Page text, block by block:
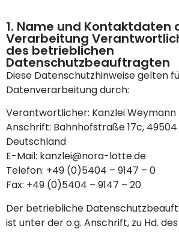
1. Name und Kontaktdaten
Verarbeitung
des betrieblichen
Datenschutzbeauftragten
Diese Datenschutzhinweise gelten
Datenverarbeitung durch:
Verantwortlicher: Kanzlei Weymann
Anschrift: Bahnhofstraße 17c,
Deutschland
E-Mail: kanzlei@nora-lotte.de
Telefon: +49 (0)5404 – 9147 – 0
Fax: +49 (0)5404 – 9147 – 20
Der betriebliche
ist unter der o.g. Anschrift, zu Hd. des